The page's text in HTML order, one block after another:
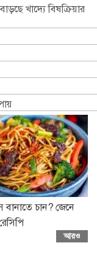
খাদ্যে বিষক্রিয়ার
চান? জেনে
আরও